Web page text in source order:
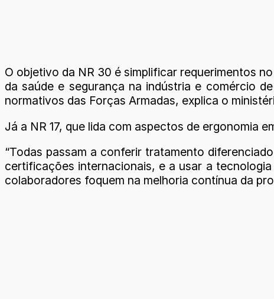
O objetivo da NR 30 é simplificar requerimentos
da saúde e segurança na indústria e comércio
normativos das Forças Armadas, explica o
Já a NR 17, que lida com aspectos de ergonomia
“Todas passam a conferir tratamento
certificações internacionais, e a usar a
colaboradores foquem na melhoria contínua da